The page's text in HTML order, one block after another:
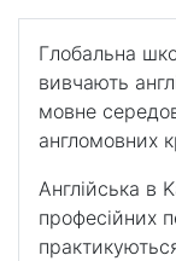
Глобальна
вивчають
мовне
англомовних
Англійська в
професійних